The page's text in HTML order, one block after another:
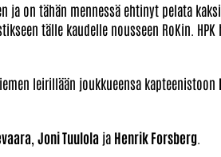
ja on tähän mennessä ehtinyt pelata
tälle kaudelle nousseen RoKin.
leirillään joukkueensa kapteenistoon
Joni Tuulola ja Henrik Forsberg